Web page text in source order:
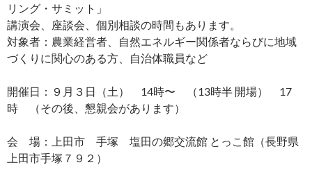
リング・サミット」
講演会、座談会、個別相談の時間もあります。
対象者：農業経営者、自然エネルギー関係者ならびに地域
づくりに関心のある方、自治体職員など
開催日：９月３日（土） 14時〜 （13時半 開場） 17
時 （その後、懇親会があります）
会 場：上田市 手塚 塩田の郷交流館 とっこ館（長野県
上田市手塚７９２）